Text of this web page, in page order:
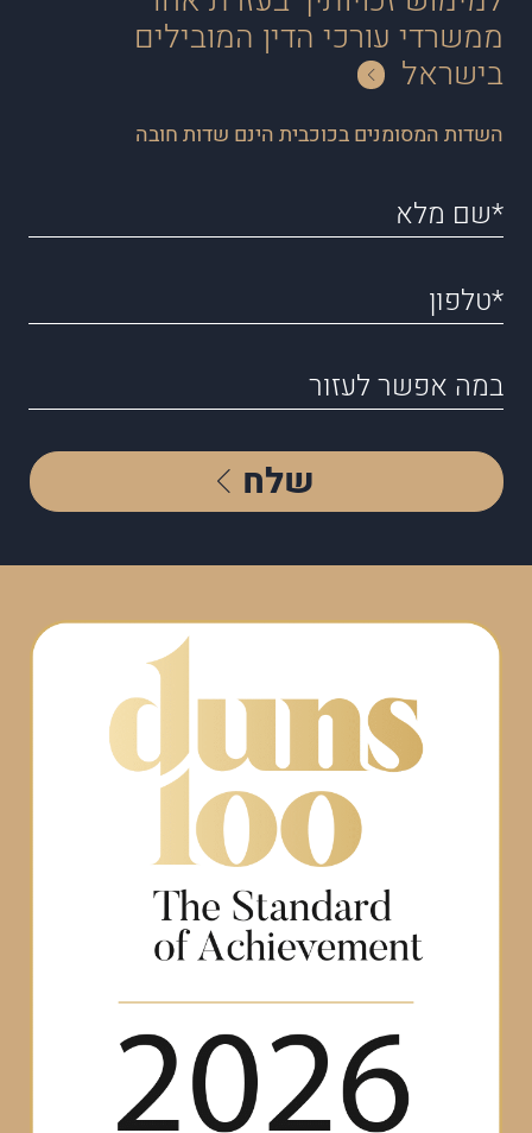
ממשרדי עורכי הדין המובילים
בישראל
השדות המסומנים בכוכבית הינם שדות חובה
שלח